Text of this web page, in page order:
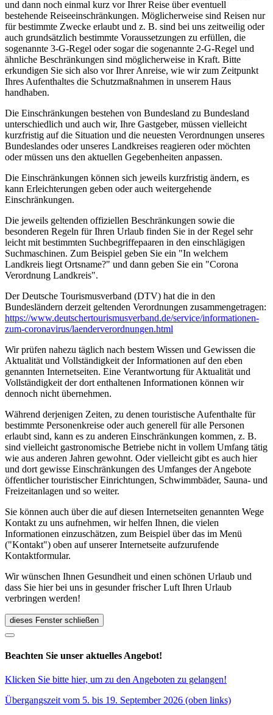
und dann noch einmal kurz vor Ihrer Reise über eventuell
bestehende Reiseeinschränkungen. Möglicherweise sind Reisen nur
für bestimmte Zwecke erlaubt und z. B. sind bei uns zeitweilig oder
auch grundsätzlich bestimmte Voraussetzungen zu erfüllen, die
sogenannte 3-G-Regel oder sogar die sogenannte 2-G-Regel und
ähnliche Beschränkungen sind möglicherweise in Kraft. Bitte
erkundigen Sie sich also vor Ihrer Anreise, wie wir zum Zeitpunkt
Ihres Aufenthaltes die Schutzmaßnahmen in unserem Haus
handhaben.
Die Einschränkungen bestehen von Bundesland zu Bundesland
unterschiedlich und auch wir, Ihre Gastgeber, müssen vielleicht
kurzfristig auf die Situation und die neuesten Verordnungen unseres
Bundeslandes oder unseres Landkreises reagieren oder möchten
oder müssen uns den aktuellen Gegebenheiten anpassen.
Die Einschränkungen können sich jeweils kurzfristig ändern, es
kann Erleichterungen geben oder auch weitergehende
Einschränkungen.
Die jeweils geltenden offiziellen Beschränkungen sowie die
besonderen Regeln für Ihren Urlaub finden Sie in der Regel sehr
leicht mit bestimmten Suchbegriffepaaren in den einschlägigen
Suchmaschinen. Zum Beispiel geben Sie ein "In welchem
Landkreis liegt Ortsname?" und dann geben Sie ein "Corona
Verordnung Landkreis".
Der Deutsche Tourismusverband (DTV) hat die in den
Bundesländern derzeit geltenden Verordnungen zusammengetragen:
https://www.deutscher­tourismusverband.de/­service/­informationen-
zum-coronavirus/­laenderverordnungen.html
Wir prüfen nahezu täglich nach bestem Wissen und Gewissen die
Aktualität und Vollständigkeit der Informationen auf den eben
genannten Internetseiten. Eine Verantwortung für Aktualität und
Vollständigkeit der dort enthaltenen Informationen können wir
dennoch nicht übernehmen.
Während derjenigen Zeiten, zu denen touristische Aufenthalte für
bestimmte Personenkreise oder auch generell für alle Personen
erlaubt sind, kann es zu anderen Einschränkungen kommen, z. B.
sind vielleicht gastronomische Betriebe nicht in vollem Umfang tätig
wie aus anderen Jahren gewohnt. Oder vielleicht gibt es auch hier
und dort gewisse Einschränkungen des Umfanges der Angebote
öffentlicher touristischer Einrichtungen, Schwimmbäder, Sauna- und
Freizeitanlagen und so weiter.
Sie können auch über die auf diesen Internetseiten genannten Wege
Kontakt zu uns aufnehmen, wir helfen Ihnen, die vielen
Informationen einzuschätzen, zum Beispiel über das im Menü
("Kontakt") oben auf unserer Internetseite aufzurufende
Kontaktformular.
Wir wünschen Ihnen Gesundheit und einen schönen Urlaub und
dass Sie hier bei uns in gesunder frischer Luft Ihren Urlaub
verbringen werden!
dieses Fenster schließen
Beachten Sie unser aktuelles Angebot!
Klicken Sie bitte hier, um zu den Angeboten zu gelangen!
Übergangszeit vom 5. bis 19. September 2026 (oben links)